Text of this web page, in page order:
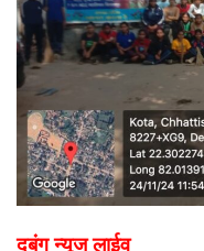
दबंग न्यूज लाईव